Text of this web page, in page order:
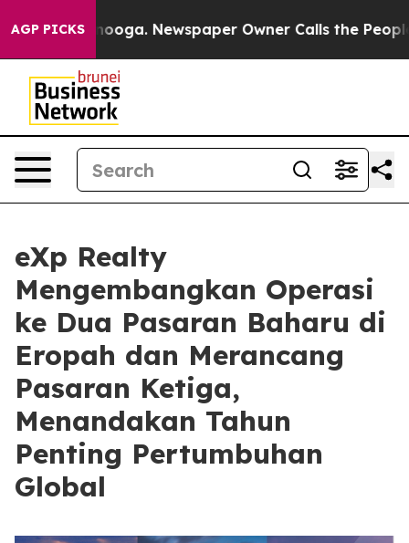
AGP PICKS Newspaper Owner Calls the People
eXp Realty
Mengembangkan Operasi
ke Dua Pasaran Baharu di
Eropah dan Merancang
Pasaran Ketiga,
Menandakan Tahun
Penting Pertumbuhan
Global